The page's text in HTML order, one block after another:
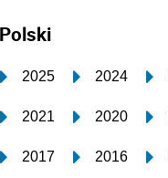
2025 2024
2021 2020
2017 2016